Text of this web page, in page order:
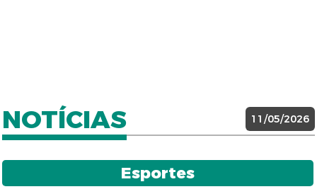
NOTÍCIAS 11/05/2026
Esportes